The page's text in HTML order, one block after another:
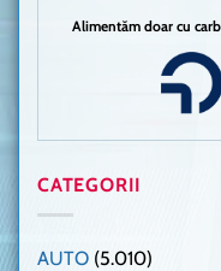
Alimentăm doar cu
CATEGORII
AUTO (5.010)